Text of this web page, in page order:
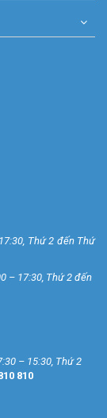
Thứ 2 đến Thứ
– 17:30, Thứ 2 đến
– 15:30, Thứ 2
810